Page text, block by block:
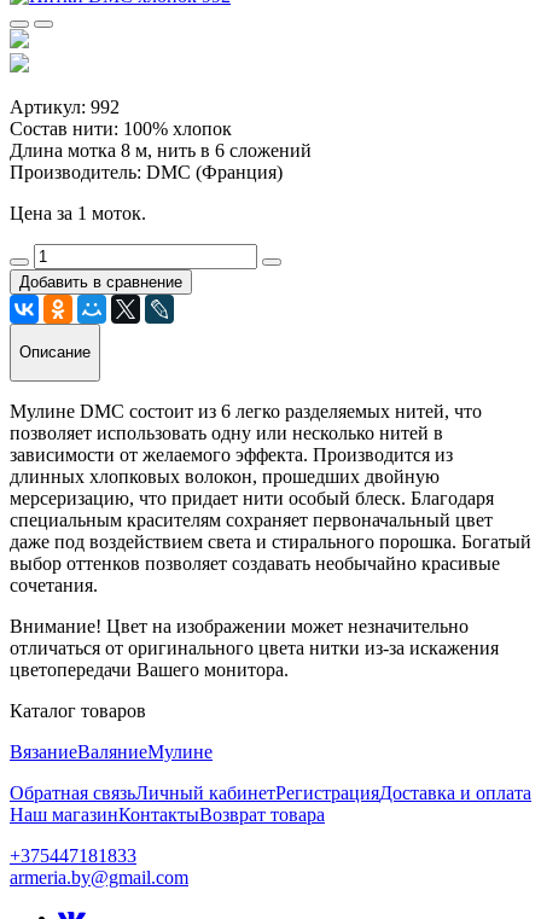
Артикул: 992
Состав нити: 100% хлопок
Длина мотка 8 м, нить в 6 сложений
Производитель: DMC (Франция)
Цена за 1 моток.
Добавить в сравнение
Описание
Мулине DMC состоит из 6 легко разделяемых нитей, что
позволяет использовать одну или несколько нитей в
зависимости от желаемого эффекта. Производится из
длинных хлопковых волокон, прошедших двойную
мерсеризацию, что придает нити особый блеск. Благодаря
специальным красителям сохраняет первоначальный цвет
даже под воздействием света и стирального порошка. Богатый
выбор оттенков позволяет создавать необычайно красивые
сочетания.
Внимание! Цвет на изображении может незначительно
отличаться от оригинального цвета нитки из-за искажения
цветопередачи Вашего монитора.
Каталог товаров
ВязаниеВаляниеМулине
Обратная связьЛичный кабинетРегистрацияДоставка и оплата
Наш магазинКонтактыВозврат товара
+375447181833
armeria.by@gmail.com